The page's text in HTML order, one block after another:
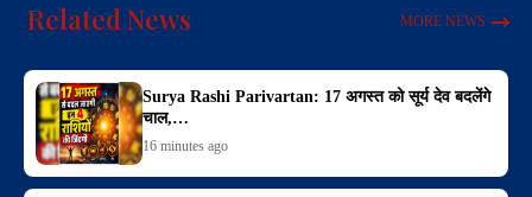
Related News MORE NEWS
Surya Rashi Parivartan: 17 अगस्त को सूर्य देव बदलेंगे
चाल,…
16 minutes ago